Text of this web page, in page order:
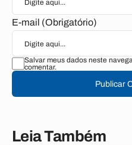
E-mail (Obrigatório)
Salvar meus dados neste
comentar.
Publicar
Leia Também